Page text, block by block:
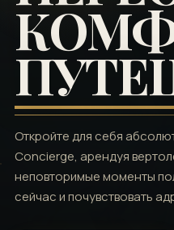
Откройте для себя
Concierge, арендуя
неповторимые моменты
сейчас и почувствовать